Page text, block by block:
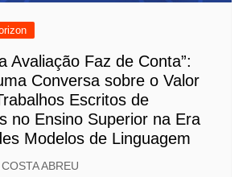
Avaliação Faz de Conta”:
Conversa sobre o Valor
Escritos de
no Ensino Superior na Era
Modelos de Linguagem
ABREU